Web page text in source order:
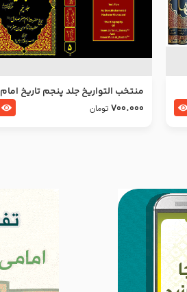
منتخب التواریخ جلد پنجم تاریخ امام
جعفر صادق و امام موسی بن جعفر
700.000 تومان